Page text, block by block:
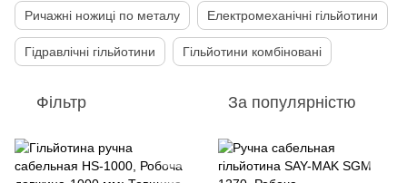
Ричажні ножиці по металу Електромеханічні гільйотини
Гідравлічні гільйотини Гільйотини комбіновані
Фільтр За популярністю